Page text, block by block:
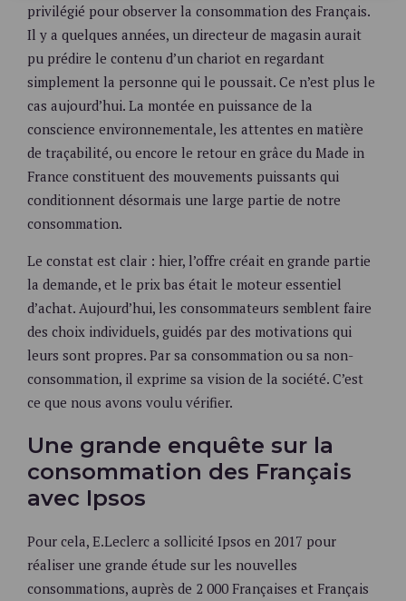
privilégié pour observer la consommation des Français.
Il y a quelques années, un directeur de magasin aurait
pu prédire le contenu d’un chariot en regardant
simplement la personne qui le poussait. Ce n’est plus le
cas aujourd’hui. La montée en puissance de la
conscience environnementale, les attentes en matière
de traçabilité, ou encore le retour en grâce du Made in
France constituent des mouvements puissants qui
conditionnent désormais une large partie de notre
consommation.
Le constat est clair : hier, l’offre créait en grande partie
la demande, et le prix bas était le moteur essentiel
d’achat. Aujourd’hui, les consommateurs semblent faire
des choix individuels, guidés par des motivations qui
leurs sont propres. Par sa consommation ou sa non-
consommation, il exprime sa vision de la société. C’est
ce que nous avons voulu vérifier.
Une grande enquête sur la
consommation des Français
avec Ipsos
Pour cela, E.Leclerc a sollicité Ipsos en 2017 pour
réaliser une grande étude sur les nouvelles
consommations, auprès de 2 000 Françaises et Français